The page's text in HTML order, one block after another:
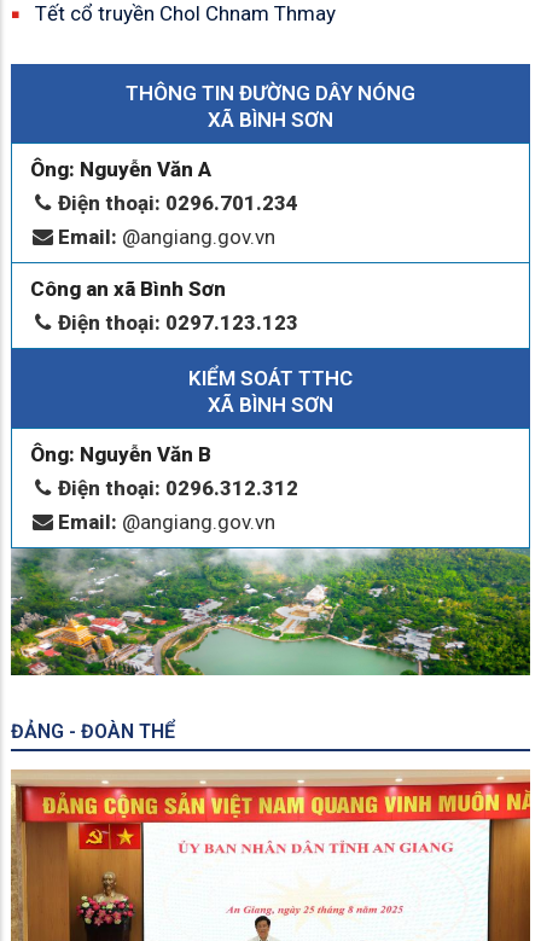
Tết cổ truyền Chol Chnam Thmay
THÔNG TIN ĐƯỜNG DÂY NÓNG
XÃ BÌNH SƠN
Ông: Nguyễn Văn A
Điện thoại: 0296.701.234
Email: @angiang.gov.vn
Công an xã Bình Sơn
Điện thoại: 0297.123.123
KIỂM SOÁT TTHC
XÃ BÌNH SƠN
Ông: Nguyễn Văn B
Điện thoại: 0296.312.312
Email: @angiang.gov.vn
ĐẢNG - ĐOÀN THỂ